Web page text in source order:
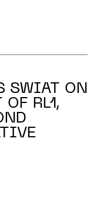
SWIAT ON
OF RL1,